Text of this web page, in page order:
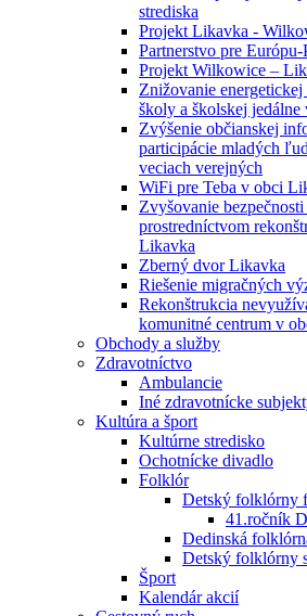
strediska
Projekt Likavka -
Partnerstvo pre
Projekt Wilkowice –
Znižovanie energetickej
školy a školskej
Zvýšenie občianskej
participácie mladých
veciach verejných
WiFi pre Teba v obci
Zvyšovanie
prostredníctvom
Likavka
Zberný dvor Likavka
Riešenie migračných
Rekonštrukcia
komunitné centrum v
Obchody a služby
Zdravotníctvo
Ambulancie
Iné zdravotnícke
Kultúra a šport
Kultúrne stredisko
Ochotnícke divadlo
Folklór
Detský folklórny
41.ročník
Dedinská
Detský folklórny
Šport
Kalendár akcií